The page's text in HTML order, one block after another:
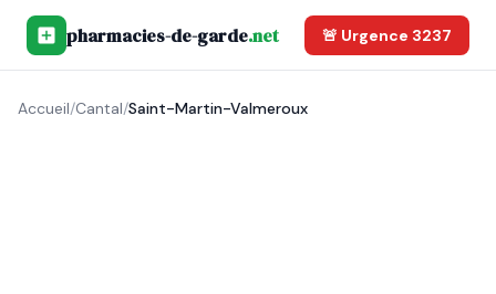
pharmacies-de-garde.net 🚨 Urgence 3237
Accueil/Cantal/Saint-Martin-Valmeroux